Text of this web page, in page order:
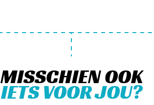
MISSCHIEN OOK
IETS VOOR JOU?